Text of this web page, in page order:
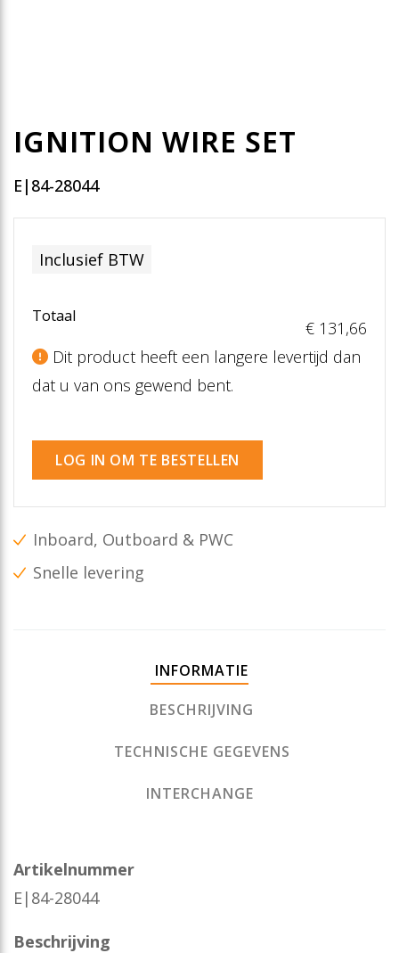
IGNITION WIRE SET
E|84-28044
Inclusief BTW
Totaal
€ 131 ,66
Dit product heeft een langere levertijd dan
dat u van ons gewend bent.
LOG IN OM TE BESTELLEN
Inboard, Outboard & PWC
Snelle levering
INFORMATIE
BESCHRIJVING
TECHNISCHE GEGEVENS
INTERCHANGE
Artikelnummer
E|84-28044
Beschrijving